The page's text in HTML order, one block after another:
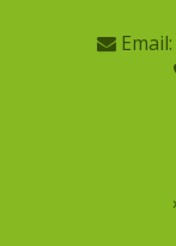
Email: